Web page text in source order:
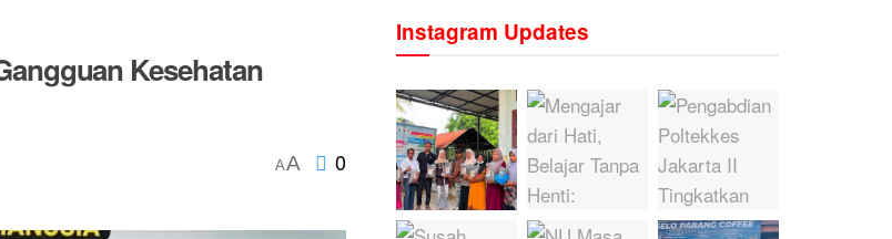
Kesehatan
AA 0
Instagram Updates